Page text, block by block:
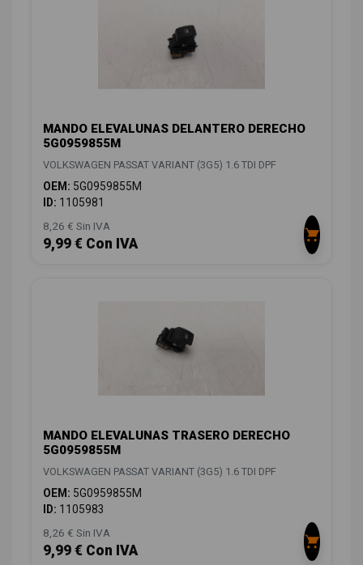
MANDO ELEVALUNAS DELANTERO DERECHO
5G0959855M
VOLKSWAGEN PASSAT VARIANT (3G5) 1.6 TDI DPF
OEM: 5G0959855M
ID: 1105981
8,26 € Sin IVA
9,99 € Con IVA
MANDO ELEVALUNAS TRASERO DERECHO
5G0959855M
VOLKSWAGEN PASSAT VARIANT (3G5) 1.6 TDI DPF
OEM: 5G0959855M
ID: 1105983
8,26 € Sin IVA
9,99 € Con IVA